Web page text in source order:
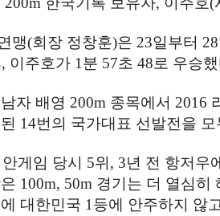
맹(회장 정창훈)은23일부터28
, 이주호가 1분 57초48로 우승
자 배영200m 종목에서2016
14번의 국가대표 선발전을
게임 당시 5위 , 3년 전 항저우
100m, 50m 경기는 더 열심히
대한민국 1등에 안주하지 않